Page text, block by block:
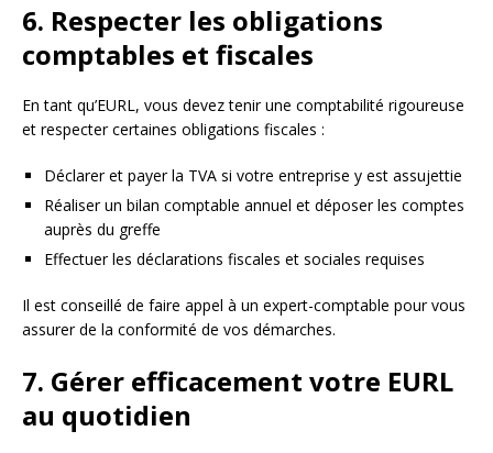
6. Respecter les obligations
comptables et fiscales
En tant qu’EURL, vous devez tenir une comptabilité rigoureuse
et respecter certaines obligations fiscales :
Déclarer et payer la TVA si votre entreprise y est assujettie
Réaliser un bilan comptable annuel et déposer les comptes
auprès du greffe
Effectuer les déclarations fiscales et sociales requises
Il est conseillé de faire appel à un expert-comptable pour vous
assurer de la conformité de vos démarches.
7. Gérer efficacement votre EURL
au quotidien